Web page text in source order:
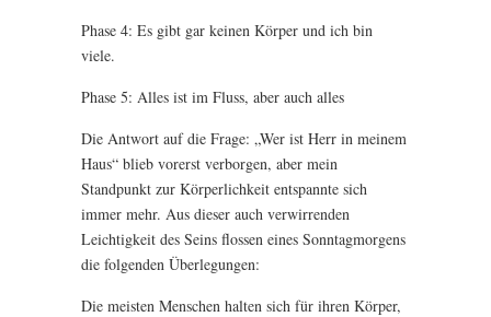
Phase 4: Es gibt gar keinen Körper und ich bin
viele.
Phase 5: Alles ist im Fluss, aber auch alles
Die Antwort auf die Frage: „Wer ist Herr in meinem
Haus“ blieb vorerst verborgen, aber mein
Standpunkt zur Körperlichkeit entspannte sich
immer mehr. Aus dieser auch verwirrenden
Leichtigkeit des Seins flossen eines Sonntagmorgens
die folgenden Überlegungen:
Die meisten Menschen halten sich für ihren Körper,